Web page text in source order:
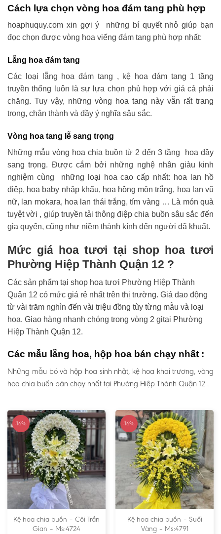
Cách lựa chọn vòng hoa đám tang phù hợp
hoaphuquy.com xin gợi ý những bí quyết nhỏ giúp bạn
đọc chọn được vòng hoa viếng đám tang phù hợp nhất:
Lẵng hoa đám tang
Các loại lẵng hoa đám tang , kệ hoa đám tang 1 tầng
truyền thống luôn là sự lựa chọn phù hợp với giá cả phải
chăng. Tuy vậy, những vòng hoa tang này vẫn rất trang
trọng, chân thành và đầy ý nghĩa sâu sắc.
Vòng hoa tang lễ sang trọng
Những mẫu vòng hoa chia buồn từ 2 đến 3 tầng hoa đầy
sang trọng. Được cắm bởi những nghệ nhân giàu kinh
nghiệm cùng những loại hoa cao cấp nhất: hoa lan hồ
điệp, hoa baby nhập khẩu, hoa hồng môn trắng, hoa lan vũ
nữ, lan mokara, hoa lan thái trắng, tím vàng … Là món quà
tuyệt vời , giúp truyền tải thông điệp chia buồn sâu sắc đến
gia quyến, cũng như niềm thành kính đến người đã khuất.
Mức giá hoa tươi tại shop hoa tươi
Phường Hiệp Thành Quận 12 ?
Các sản phẩm tại shop hoa tươi Phường Hiệp Thành
Quận 12 có mức giá rẻ nhất trên thị trường. Giá dao động
từ vài trăm nghìn đến vài triệu đồng tùy từng mẫu và loại
hoa. Giao hàng nhanh chóng trong vòng 2 gitại Phường
Hiệp Thành Quận 12.
Các mẫu lẵng hoa, hộp hoa bán chạy nhất :
Những mẫu bó và hộp hoa sinh nhật, kệ hoa khai trương, vòng
hoa chia buồn bán chạy nhất tại Phường Hiệp Thành Quận 12 .
-16%
Kệ hoa chia buồn – Cõi Trần
Gian – Ms:4724
-16%
Kệ hoa chia buồn – Suối
Vàng – Ms:4791